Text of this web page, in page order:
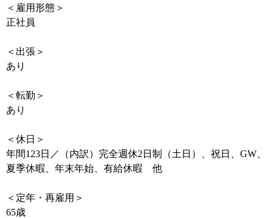
＜雇用形態＞
正社員
＜出張＞
あり
＜転勤＞
あり
＜休日＞
年間123日／（内訳）完全週休2日制（土日）、祝日、GW、
夏季休暇、年末年始、有給休暇 他
＜定年・再雇用＞
65歳